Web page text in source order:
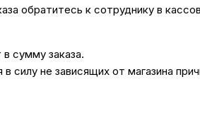
обратитесь к сотруднику в
сумму заказа.
силу не зависящих от магазина